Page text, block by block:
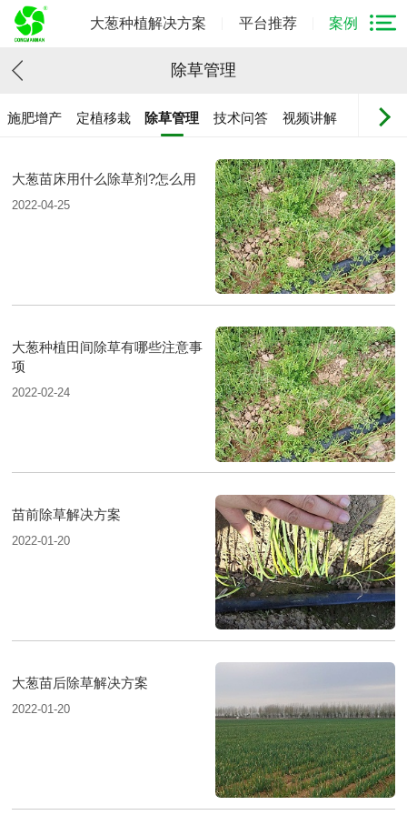
大葱种植解决方案 平台推荐 案例
除草管理
施肥增产 定植移栽 除草管理 技术问答 视频讲解
大葱苗床用什么除草剂?怎么用
2022-04-25
大葱种植田间除草有哪些注意事
项
2022-02-24
苗前除草解决方案
2022-01-20
大葱苗后除草解决方案
2022-01-20